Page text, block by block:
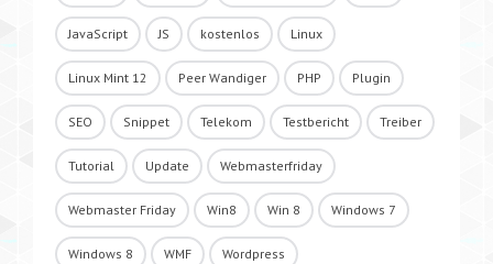
JavaScript JS kostenlos Linux
Linux Mint 12 Peer Wandiger PHP Plugin
SEO Snippet Telekom Testbericht Treiber
Tutorial Update Webmasterfriday
Webmaster Friday Win8 Win 8 Windows 7
Windows 8 WMF Wordpress